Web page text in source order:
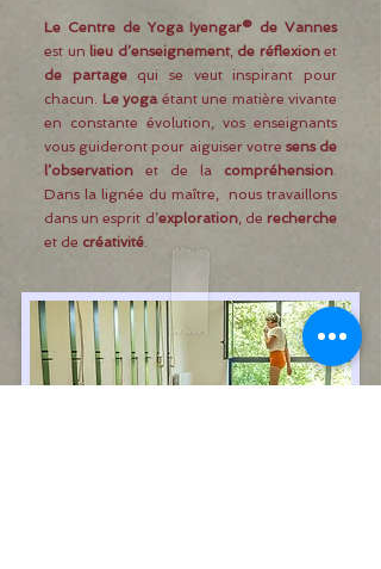
Le Centre de Yoga Iyengar® de Vannes
est un lieu d’enseignement, de réflexionet
de partagequi se veut inspirant pour
chacun. Le yoga étant une matière vivante
en constante évolution, vos enseignants
vous guideront pour aiguiser votre sens de
l’observation et de la compréhension.
Dans la lignée du maître, nous travaillons
dans un esprit d’exploration, de recherche
et de créativité.